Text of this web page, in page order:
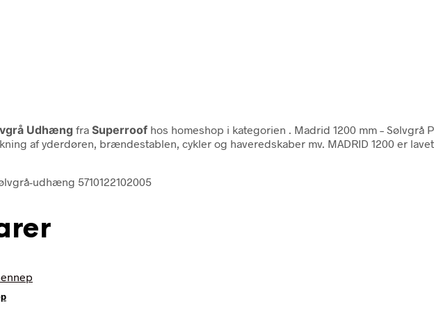
Udhæng fra Superroof hos homeshop i kategorien
. Madrid 1200 mm –
af yderdøren, brændestablen, cykler og haveredskaber mv. MADRID 1200 er
udhæng 5710122102005